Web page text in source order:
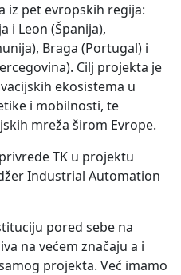
iz pet evropskih regija:
i Leon (Španija),
Braga (Portugal) i
Cilj projekta je
ekosistema u
i mobilnosti, te
mreža širom Evrope.
TK u projektu
Industrial Automation
pored sebe na
na većem značaju a i
projekta. Već imamo